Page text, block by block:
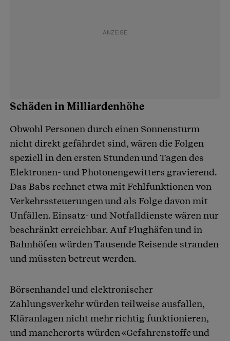
Schäden in Milliardenhöhe
Obwohl Personen durch einen Sonnensturm
nicht direkt gefährdet sind, wären die Folgen
speziell in den ersten Stunden und Tagen des
Elektronen- und Photonengewitters gravierend.
Das Babs rechnet etwa mit Fehlfunktionen von
Verkehrssteuerungen und als Folge davon mit
Unfällen. Einsatz- und Notfalldienste wären nur
beschränkt erreichbar. Auf Flughäfen und in
Bahnhöfen würden Tausende Reisende stranden
und müssten betreut werden.
Börsenhandel und elektronischer
Zahlungsverkehr würden teilweise ausfallen,
Kläranlagen nicht mehr richtig funktionieren,
und mancherorts würden «Gefahrenstoffe und